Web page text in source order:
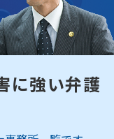
に強い弁護